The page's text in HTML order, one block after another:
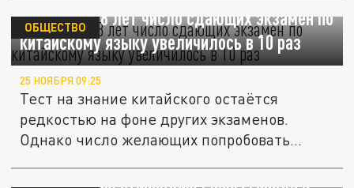
В Перми за 8 лет число сдающих экзамен по
китайскому языку увеличилось в 10 раз
ОБЩЕСТВО
25 НОЯБРЯ 09:25
Тест на знание китайского остаётся
редкостью на фоне других экзаменов.
Однако число желающих попробовать